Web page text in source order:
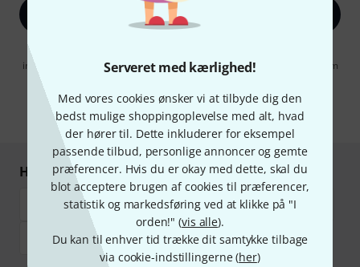
Serveret med kærlighed!
Med vores cookies ønsker vi at tilbyde dig den
bedst mulige shoppingoplevelse med alt, hvad
der hører til. Dette inkluderer for eksempel
passende tilbud, personlige annoncer og gemte
præferencer. Hvis du er okay med dette, skal du
blot acceptere brugen af cookies til præferencer,
statistik og markedsføring ved at klikke på "I
orden!" (vis alle).
Du kan til enhver tid trække dit samtykke tilbage
via cookie-indstillingerne (her)
Tilmeld dig nu
indforstået med at modtage e-mail-reklame. Dette tilsagn kan når som
helst trækkes tilbage. Find yderligere informationer i vores
informationer om databeskyttelse
* Obligatorisk felt
Handl og betal sikkert